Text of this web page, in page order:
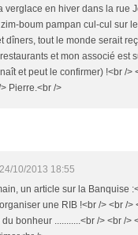
verglace en hiver dans la rue
boum pampan cul-cul sur
dîners, tout le monde serait
et mon associé est
et peut le confirmer) !<br />
Pierre.<br />
24/10/2013 18:55
un article sur la Banquise
une RIB !<br /> <br />
bonheur ...........<br /> <br />